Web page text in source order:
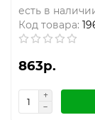
есть в
Код товара:
863р.